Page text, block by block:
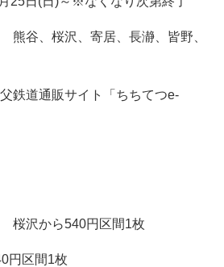
谷、桜沢、寄居、長瀞、皆野、
鉄道通販サイト「ちちてつe-
沢から540円区間1枚
円区間1枚